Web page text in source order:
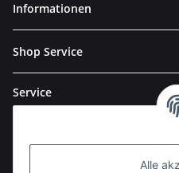
Alle
Informationen
Shop Service
Service